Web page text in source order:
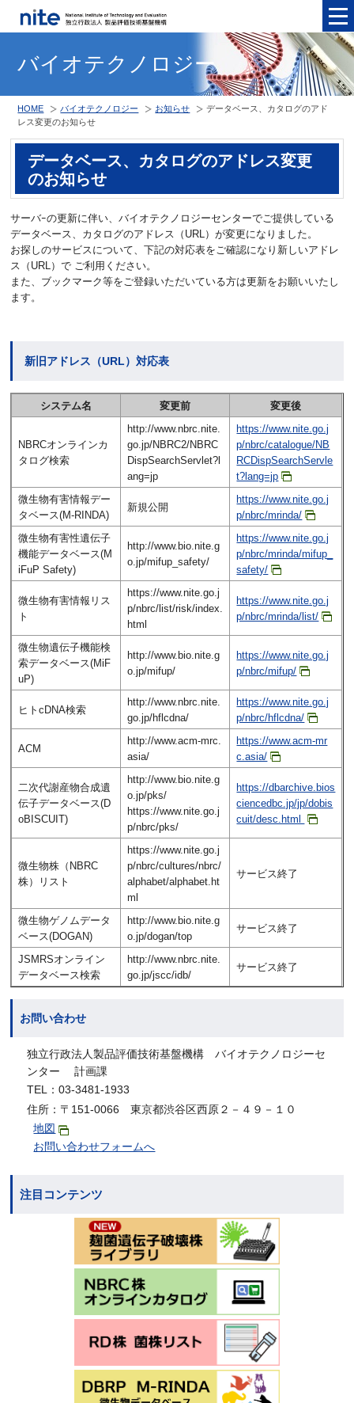
バイオテクノロジー
HOME バイオテクノロジー お知らせ
データベース、カタログのアド
レス変更のお知らせ
データベース、カタログのアドレス変更
のお知らせ
サーバｰの更新に伴い、バイオテクノロジーセンターでご提供している
データベース、カタログのアドレス（URL）が変更になりました。
お探しのサービスについて、下記の対応表をご確認になり新しいアドレ
ス（URL）で ご利用ください。
また、ブックマーク等をご登録いただいている方は更新をお願いいたし
ます。
新旧アドレス（URL）対応表
システム名 変更前 変更後
NBRCオンラインカ
タログ検索
http://www.nbrc.nite.
go.jp/NBRC2/NBRC
DispSearchServlet?l
ang=jp
https://www.nite.go.j
p/nbrc/catalogue/NB
RCDispSearchServle
t?lang=jp
微生物有害情報デー
タベース(M-RINDA)
新規公開
https://www.nite.go.j
p/nbrc/mrinda/
微生物有害性遺伝子
機能データベース(M
iFuP Safety)
http://www.bio.nite.g
o.jp/mifup_safety/
https://www.nite.go.j
p/nbrc/mrinda/mifup_
safety/
微生物有害情報リス
ト
https://www.nite.go.j
p/nbrc/list/risk/index.
html
https://www.nite.go.j
p/nbrc/mrinda/list/
微生物遺伝子機能検
索データベース(MiF
uP)
http://www.bio.nite.g
o.jp/mifup/
https://www.nite.go.j
p/nbrc/mifup/
ヒトcDNA検索
http://www.nbrc.nite.
go.jp/hflcdna/
https://www.nite.go.j
p/nbrc/hflcdna/
ACM
http://www.acm-mrc.
asia/
https://www.acm-mr
c.asia/
二次代謝産物合成遺
伝子データベース(D
oBISCUIT)
http://www.bio.nite.g
o.jp/pks/
https://www.nite.go.j
p/nbrc/pks/
https://dbarchive.bios
ciencedbc.jp/jp/dobis
cuit/desc.html
微生物株（NBRC
株）リスト
https://www.nite.go.j
p/nbrc/cultures/nbrc/
alphabet/alphabet.ht
ml
サービス終了
微生物ゲノムデータ
ベース(DOGAN)
http://www.bio.nite.g
o.jp/dogan/top
サービス終了
JSMRSオンライン
データベース検索
http://www.nbrc.nite.
go.jp/jscc/idb/
サービス終了
お問い合わせ
独立行政法人製品評価技術基盤機構 バイオテクノロジーセ
ンター 計画課
TEL：03-3481-1933
住所：〒151-0066 東京都渋谷区西原２－４９－１０
地図
お問い合わせフォームへ
注目コンテンツ